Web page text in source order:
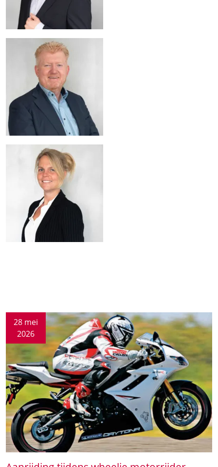
28 mei
2026